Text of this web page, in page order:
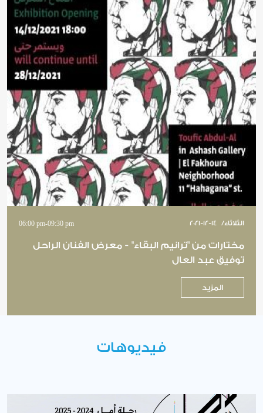
2021-12-14 الثلاثاء/
06:00 pm-09:30 pm
مختارات من "ترانيم البقاء" - معرض الفنان الراحل
توفيق عبد العال
المزيد
فيديوهات